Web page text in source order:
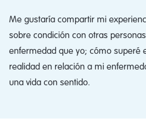
Me gustaría compartir mi
sobre condición con otras
enfermedad que yo; cómo superé
realidad en relación a mi
una vida con sentido.